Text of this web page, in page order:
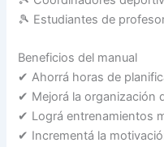
🎾 Estudiantes de
Beneficios del manual
✔ Ahorrá horas de
✔ Mejorá la organización
✔ Lográ entrenamientos
✔ Incrementá la